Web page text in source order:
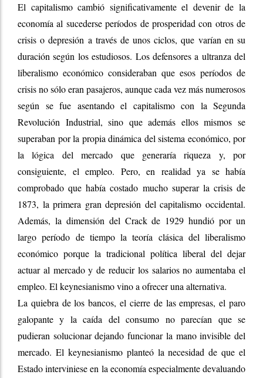
El capitalismo cambió significativamente el devenir de la
economía al sucederse períodos de prosperidad con otros de
crisis o depresión a través de unos ciclos, que varían en su
duración según los estudiosos. Los defensores a ultranza del
liberalismo económico consideraban que esos períodos de
crisis no sólo eran pasajeros, aunque cada vez más numerosos
según se fue asentando el capitalismo con la Segunda
Revolución Industrial, sino que además ellos mismos se
superaban por la propia dinámica del sistema económico, por
la lógica del mercado que generaría riqueza y, por
consiguiente, el empleo. Pero, en realidad ya se había
comprobado que había costado mucho superar la crisis de
1873, la primera gran depresión del capitalismo occidental.
Además, la dimensión del Crack de 1929 hundió por un
largo período de tiempo la teoría clásica del liberalismo
económico porque la tradicional política liberal del dejar
actuar al mercado y de reducir los salarios no aumentaba el
empleo. El keynesianismo vino a ofrecer una alternativa.
La quiebra de los bancos, el cierre de las empresas, el paro
galopante y la caída del consumo no parecían que se
pudieran solucionar dejando funcionar la mano invisible del
mercado. El keynesianismo planteó la necesidad de que el
Estado interviniese en la economía especialmente devaluando